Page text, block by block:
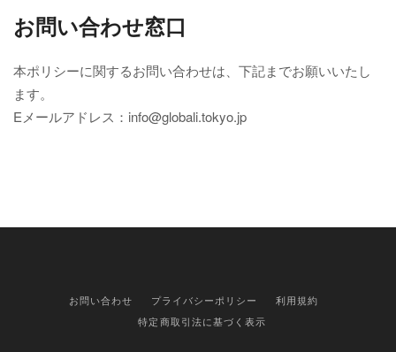
お問い合わせ窓口
本ポリシーに関するお問い合わせは、下記までお願いいたし
ます。
Eメールアドレス：info@globali.tokyo.jp
お問い合わせ プライバシーポリシー
利用規約
特定商取引法に基づく表示